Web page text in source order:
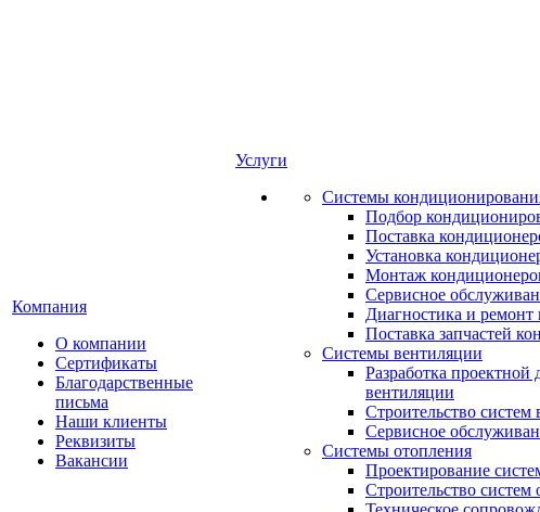
Компания
О компании
Сертификаты
Благодарственные
письма
Наши клиенты
Реквизиты
Вакансии
Услуги
Системы
Подбор
Поставка
Установка
Монтаж
Сервисное
Диагностика и ремонт
Поставка запчастей
Системы вентиляции
Разработка
вентиляции
Строительство систем
Сервисное
Системы отопления
Проектирование
Строительство систем